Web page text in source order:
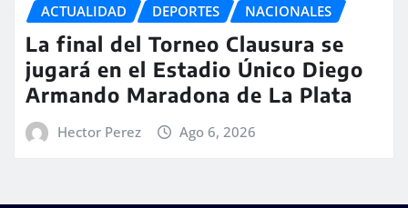
ACTUALIDAD DEPORTES NACIONALES
La final del Torneo Clausura se
jugará en el Estadio Único Diego
Armando Maradona de La Plata
Hector Perez Ago 6, 2026